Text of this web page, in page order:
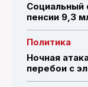
Социальный
пенсии 9,3
Политика
Ночная
перебои с